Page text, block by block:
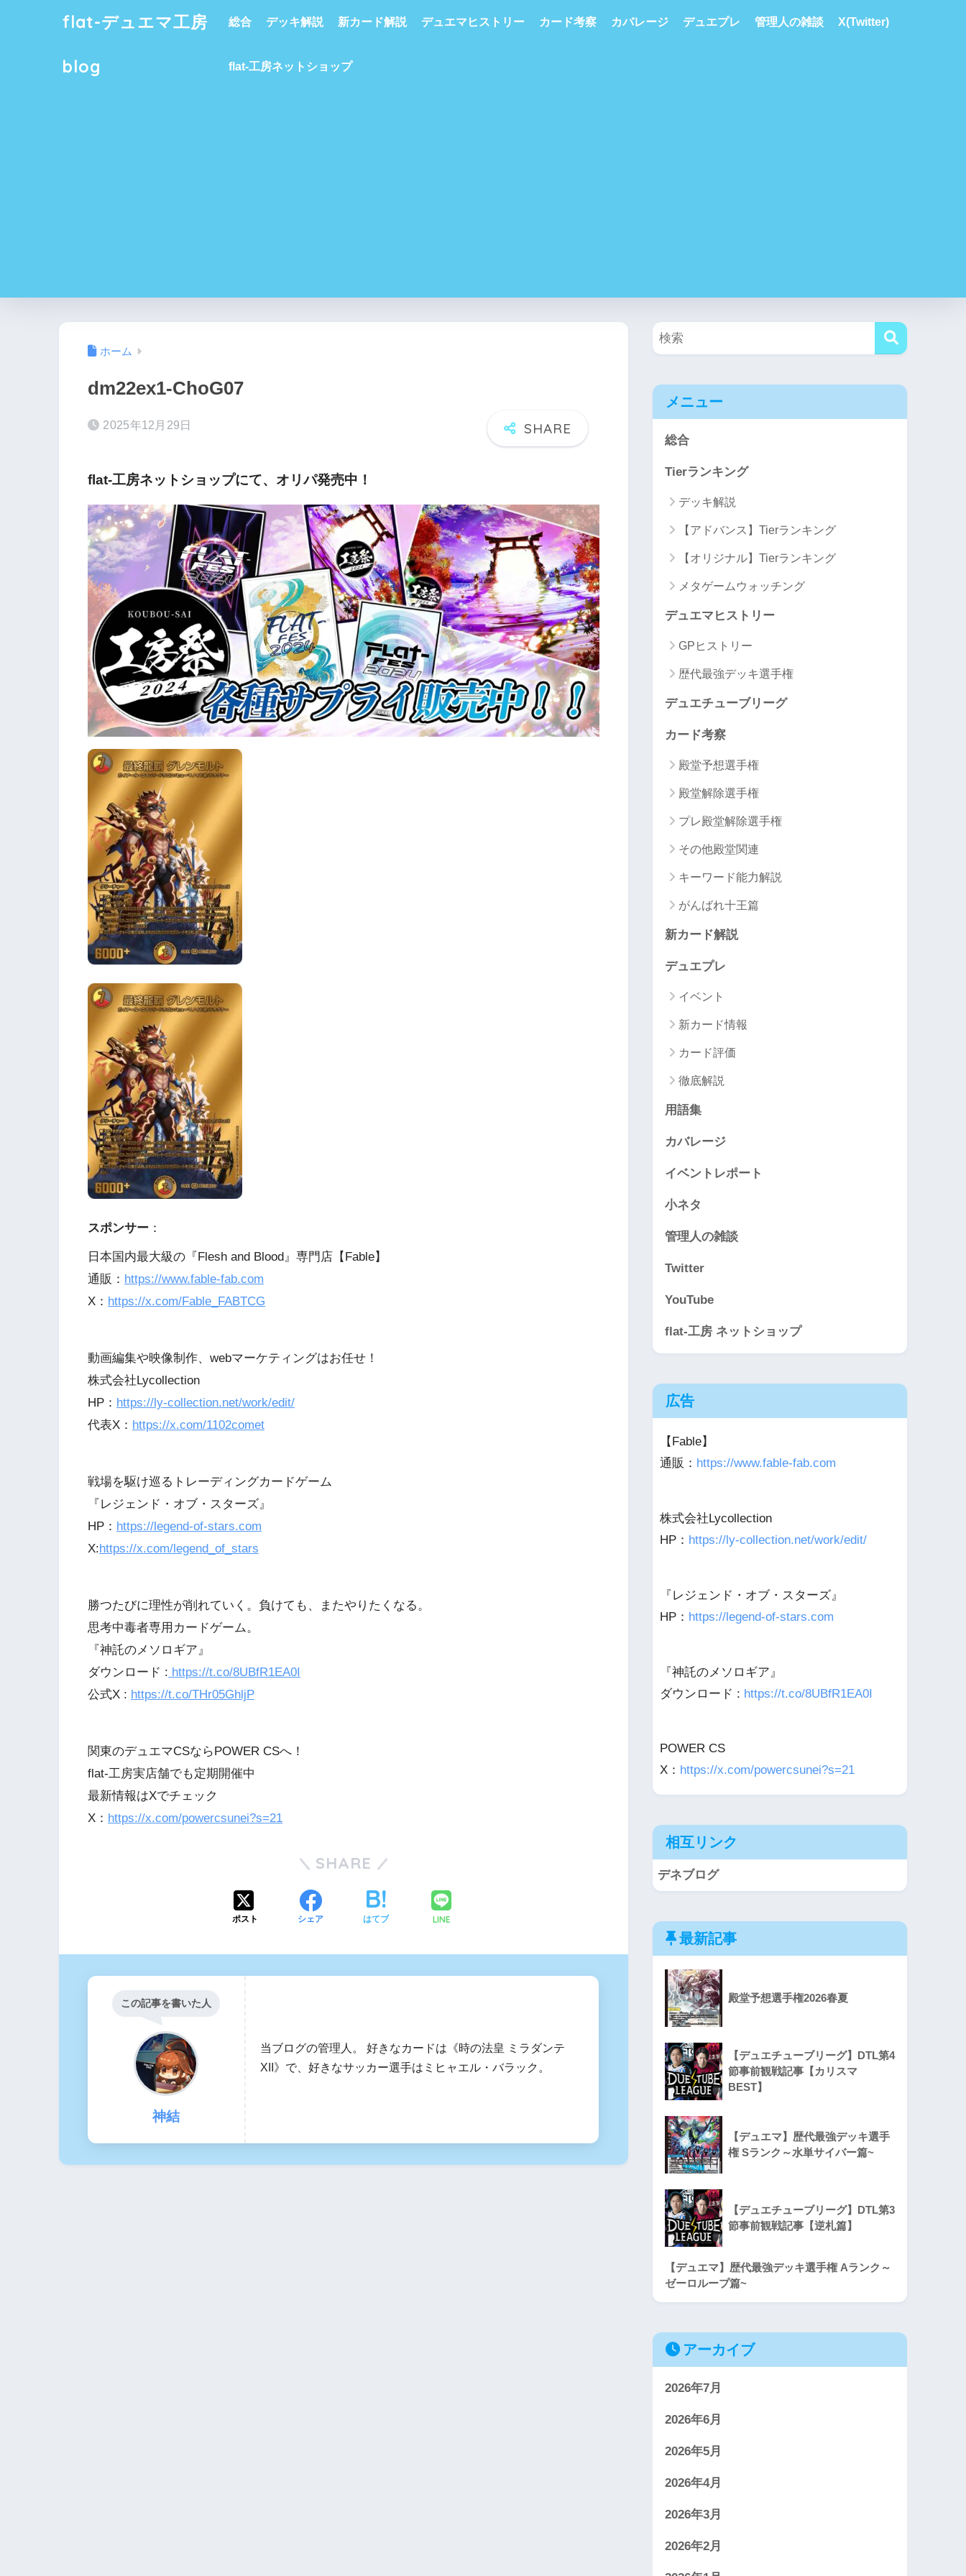
flat-デュエマ工房
blog
総合 デッキ解説 新カード解説 デュエマヒストリー カード考察 カバレージ デュエプレ 管理人の雑談 X(Twitter)
flat-工房ネットショップ
ホーム
dm22ex1-ChoG07
2025年12月29日
flat-工房ネットショップにて、オリパ発売中！
スポンサー ：
日本国内最大級の『Flesh and Blood』専門店【Fable】
通販： https://www.fable-fab.com
X： https://x.com/Fable_FABTCG
動画編集や映像制作、webマーケティングはお任せ！
株式会社Lycollection
HP： https://ly-collection.net/work/edit/
代表X： https://x.com/1102comet
戦場を駆け巡るトレーディングカードゲーム
『レジェンド・オブ・スターズ』
HP： https://legend-of-stars.com
X:https://x.com/legend_of_stars
勝つたびに理性が削れていく。負けても、またやりたくなる。
思考中毒者専用カードゲーム。
『神託のメソロギア』
ダウンロード : https://t.co/8UBfR1EA0I
公式X : https://t.co/THr05GhljP
関東のデュエマCSならPOWER CSへ！
flat-工房実店舗でも定期開催中
最新情報はXでチェック
X： https://x.com/powercsunei?s=21
SHARE
ポスト シェア はてブ LINE
この記事を書いた人
神結
当ブログの管理人。 好きなカードは《時の法皇 ミラダンテ
XII》で、好きなサッカー選手はミヒャエル・バラック。
メニュー
総合
Tierランキング
デッキ解説
【アドバンス】Tierランキング
【オリジナル】Tierランキング
メタゲームウォッチング
デュエマヒストリー
GPヒストリー
歴代最強デッキ選手権
デュエチューブリーグ
カード考察
殿堂予想選手権
殿堂解除選手権
プレ殿堂解除選手権
その他殿堂関連
キーワード能力解説
がんばれ十王篇
新カード解説
デュエプレ
イベント
新カード情報
カード評価
徹底解説
用語集
カバレージ
イベントレポート
小ネタ
管理人の雑談
Twitter
YouTube
flat-工房 ネットショップ
広告
【Fable】
通販： https://www.fable-fab.com
株式会社Lycollection
HP： https://ly-collection.net/work/edit/
『レジェンド・オブ・スターズ』
HP： https://legend-of-stars.com
『神託のメソロギア』
ダウンロード : https://t.co/8UBfR1EA0I
POWER CS
X： https://x.com/powercsunei?s=21
相互リンク
デネブログ
最新記事
殿堂予想選手権2026春夏
【デュエチューブリーグ】DTL第4
節事前観戦記事【カリスマ
BEST】
【デュエマ】歴代最強デッキ選手
権 Sランク～水単サイバー篇~
【デュエチューブリーグ】DTL第3
節事前観戦記事【逆札篇】
【デュエマ】歴代最強デッキ選手権 Aランク～
ゼーロループ篇~
アーカイブ
2026年7月
2026年6月
2026年5月
2026年4月
2026年3月
2026年2月